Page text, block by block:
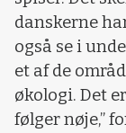
danskerne
også se i
et af de
økologi. Det
følger nøje,”